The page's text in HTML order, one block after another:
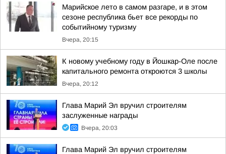
Марийское лето в самом разгаре, и в этом
сезоне республика бьет все рекорды по
событийному туризму
Вчера, 20:15
К новому учебному году в Йошкар-Оле после
капитального ремонта откроются 3 школы
Вчера, 20:12
Глава Марий Эл вручил строителям
заслуженные награды
Вчера, 20:03
Глава Марий Эл вручил строителям